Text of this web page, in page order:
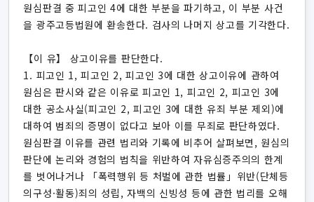
원심판결 중 피고인 4에 대한 부분을 파기하고, 이 부분 사건
을 광주고등법원에 환송한다. 검사의 나머지 상고를 기각한다.
【이 유】 상고이유를 판단한다.
1. 피고인 1, 피고인 2, 피고인 3에 대한 상고이유에 관하여
원심은 판시와 같은 이유로 피고인 1, 피고인 2, 피고인 3에
대한 공소사실(피고인 2, 피고인 3에 대한 유죄 부분 제외)에
대하여 범죄의 증명이 없다고 보아 이를 무죄로 판단하였다.
원심판결 이유를 관련 법리와 기록에 비추어 살펴보면, 원심의
판단에 논리와 경험의 법칙을 위반하여 자유심증주의의 한계
를 벗어나거나 「폭력행위 등 처벌에 관한 법률」위반(단체등
의구성·활동)죄의 성립, 자백의 신빙성 등에 관한 법리를 오해